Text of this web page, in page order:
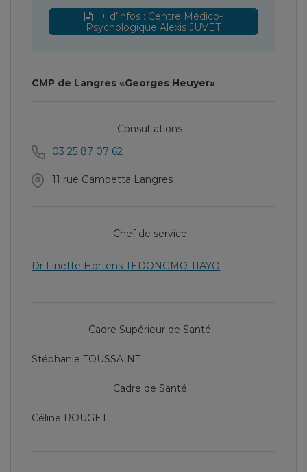
+ d’infos : Centre Médico-
Psychologique Alexis JUVET
CMP de Langres «Georges Heuyer»
Consultations
03 25 87 07 62
11 rue Gambetta Langres
Chef de service
Dr Linette Hortens TEDONGMO TIAYO
Cadre Supérieur de Santé
Stéphanie TOUSSAINT
Cadre de Santé
Céline ROUGET